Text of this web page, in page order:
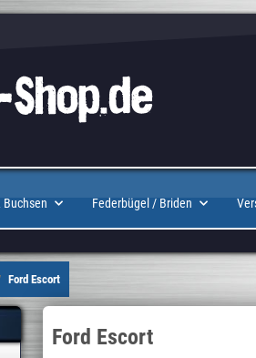
Buchsen Federbügel / Briden
Ford Escort
Ford Escort